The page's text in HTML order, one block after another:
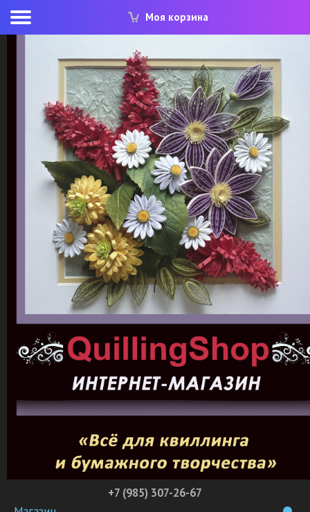
Моя корзина
+7 (985) 307-26-67